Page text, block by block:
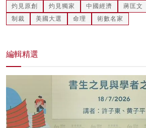
灼見原創 灼見獨家 中國經濟 蔣匡文
制裁
美國大選 命理 術數名家
編輯精選